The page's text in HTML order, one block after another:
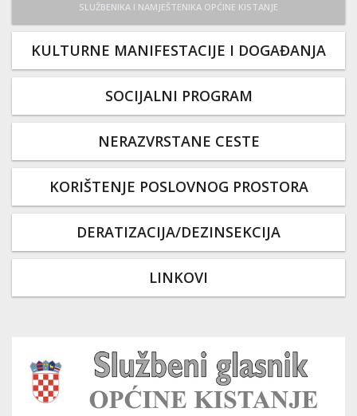
SLUŽBENIKA I NAMJEŠTENIKA OPĆINE KISTANJE
KULTURNE MANIFESTACIJE I DOGAĐANJA
SOCIJALNI PROGRAM
NERAZVRSTANE CESTE
KORIŠTENJE POSLOVNOG PROSTORA
DERATIZACIJA/DEZINSEKCIJA
LINKOVI